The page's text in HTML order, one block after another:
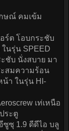
ษณ์ คมเข้ม
ร์ต โอบกระชับ
นรุ่น SPEED
ชับ นั่งสบาย มา
ะสมความร้อน
า ในรุ่น HI-
เท่เหนือ
ระตู
ซูซุ 1.9 ดีดีไอ บลู